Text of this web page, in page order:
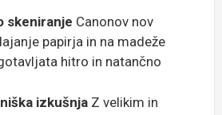
skeniranje Canonov nov
papirja in na madeže
hitro in natančno
izkušnja Z velikim in